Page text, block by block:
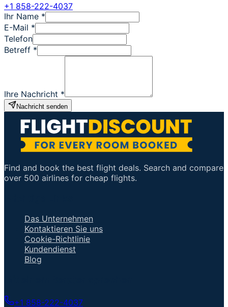
+1 858-222-4037
Ihr Name *
E-Mail *
Telefon
Betreff *
Ihre Nachricht *
Nachricht senden
Find and book the best flight deals. Search and compare
over 500 airlines for cheap flights.
Das Unternehmen
Kontaktieren Sie uns
Cookie-Richtlinie
Kundendienst
Blog
+1 858-222-4037